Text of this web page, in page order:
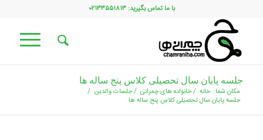
با ما تماس بگیرید: ۰۲۱۳۳۵۵۱۸۱۳
جلسه پایان سال تحصیلی کلاس پنج ساله ها
مکان شما: خانه /خانواده های چمرانی /جلسات والدین /
جلسه پایان سال تحصیلی کلاس پنج ساله ها